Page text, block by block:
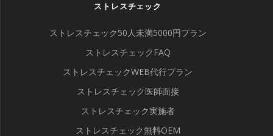
ストレスチェック
ストレスチェック50人未満5000円プラン
ストレスチェックFAQ
ストレスチェックWEB代行プラン
ストレスチェック医師面接
ストレスチェック実施者
ストレスチェック無料OEM